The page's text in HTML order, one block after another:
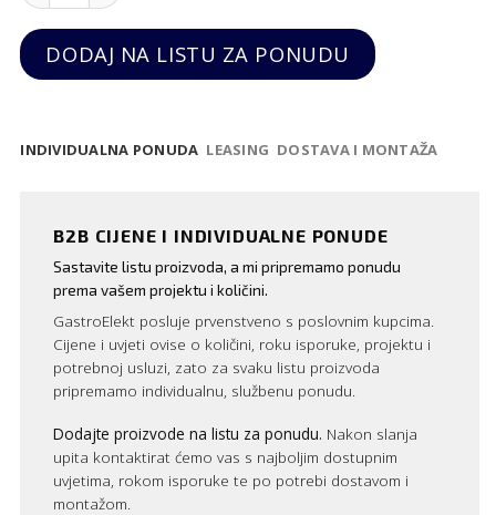
DODAJ NA LISTU ZA PONUDU
INDIVIDUALNA PONUDA LEASING DOSTAVA I MONTAŽA
B2B CIJENE I INDIVIDUALNE PONUDE
Sastavite listu proizvoda, a mi pripremamo ponudu
prema vašem projektu i količini.
GastroElekt posluje prvenstveno s poslovnim kupcima.
Cijene i uvjeti ovise o količini, roku isporuke, projektu i
potrebnoj usluzi, zato za svaku listu proizvoda
pripremamo individualnu, službenu ponudu.
Dodajte proizvode na listu za ponudu. Nakon slanja
upita kontaktirat ćemo vas s najboljim dostupnim
uvjetima, rokom isporuke te po potrebi dostavom i
montažom.